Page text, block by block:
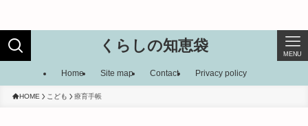
くらしの知恵袋 MENU
Home Site map Contact Privacy policy
HOME こども 療育手帳